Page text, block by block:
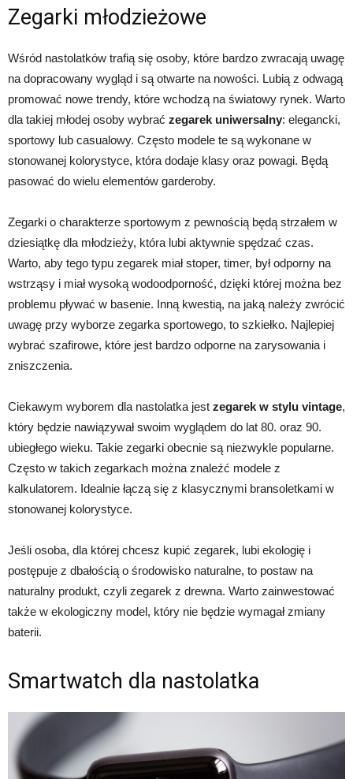
Zegarki młodzieżowe
Wśród nastolatków trafią się osoby, które bardzo zwracają uwagę
na dopracowany wygląd i są otwarte na nowości. Lubią z odwagą
promować nowe trendy, które wchodzą na światowy rynek. Warto
dla takiej młodej osoby wybrać zegarek uniwersalny: elegancki,
sportowy lub casualowy. Często modele te są wykonane w
stonowanej kolorystyce, która dodaje klasy oraz powagi. Będą
pasować do wielu elementów garderoby.
Zegarki o charakterze sportowym z pewnością będą strzałem w
dziesiątkę dla młodzieży, która lubi aktywnie spędzać czas.
Warto, aby tego typu zegarek miał stoper, timer, był odporny na
wstrząsy i miał wysoką wodoodporność, dzięki której można bez
problemu pływać w basenie. Inną kwestią, na jaką należy zwrócić
uwagę przy wyborze zegarka sportowego, to szkiełko. Najlepiej
wybrać szafirowe, które jest bardzo odporne na zarysowania i
zniszczenia.
Ciekawym wyborem dla nastolatka jest zegarek w stylu vintage,
który będzie nawiązywał swoim wyglądem do lat 80. oraz 90.
ubiegłego wieku. Takie zegarki obecnie są niezwykle popularne.
Często w takich zegarkach można znaleźć modele z
kalkulatorem. Idealnie łączą się z klasycznymi bransoletkami w
stonowanej kolorystyce.
Jeśli osoba, dla której chcesz kupić zegarek, lubi ekologię i
postępuje z dbałością o środowisko naturalne, to postaw na
naturalny produkt, czyli zegarek z drewna. Warto zainwestować
także w ekologiczny model, który nie będzie wymagał zmiany
baterii.
Smartwatch dla nastolatka